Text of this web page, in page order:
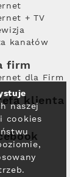
+ TV
kanałów
firm
dla Firm
klienta
naszej
cookies